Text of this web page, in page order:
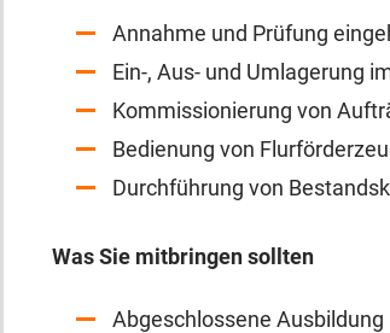
Annahme und Prüfung
Ein-, Aus- und Umlagerung
Kommissionierung von
Bedienung von
Durchführung von
Was Sie mitbringen sollten
Abgeschlossene